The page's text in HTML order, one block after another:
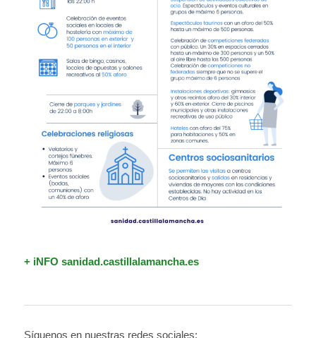
+ iNFO sanidad.castillalamancha.es
Síguenos en nuestras redes sociales: